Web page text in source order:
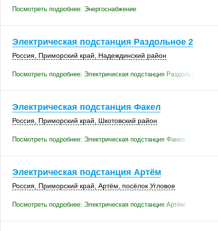
Посмотреть подробнее: Энергоснабжение
Электрическая подстанция Раздольное 2
Россия Приморский край Надеждинский район
Посмотреть подробнее: Электрическая подстанция Раздольное 2
Электрическая подстанция Факел
Россия Приморский край Шкотовский район
Посмотреть подробнее: Электрическая подстанция Факел
Электрическая подстанция Артём
Россия Приморский край Артём посёлок Угловое
Посмотреть подробнее: Электрическая подстанция Артём